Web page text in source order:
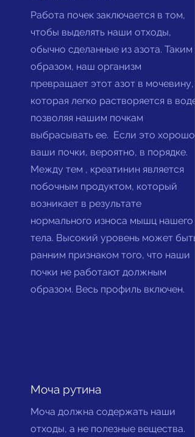
Работа почек заключается в том,
чтобы выделять наши отходы,
обычно сделанные из азота. Таким
образом, наш организм
превращает этот азот в мочевину,
которая легко растворяется в воде,
позволяя нашим почкам
выбрасывать ее. Если это хорошо,
ваши почки, вероятно, в порядке.
Между тем , креатинин является
побочным продуктом, который
возникает в результате
нормального износа мышц нашего
тела. Высокий уровень может быть
ранним признаком того, что наши
почки не работают должным
образом. Весь профиль включен.
Моча рутина
Моча должна содержать наши
отходы, а не полезные вещества.